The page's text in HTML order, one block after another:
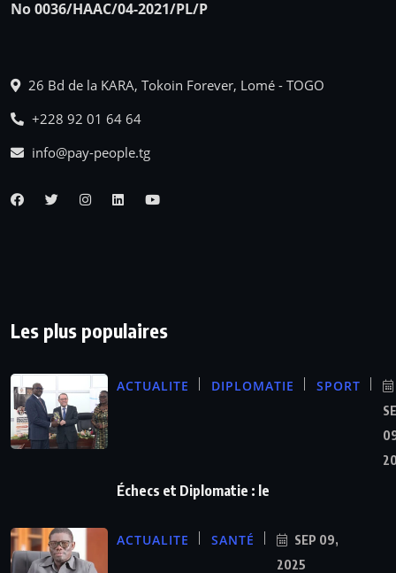
No 0036/HAAC/04-2021/PL/P
26 Bd de la KARA, Tokoin Forever, Lomé - TOGO
+228 92 01 64 64
info@pay-people.tg
Les plus populaires
ACTUALITE DIPLOMATIE SPORT
Échecs et Diplomatie : le
ACTUALITE SANTÉ
SEP 09,
2025